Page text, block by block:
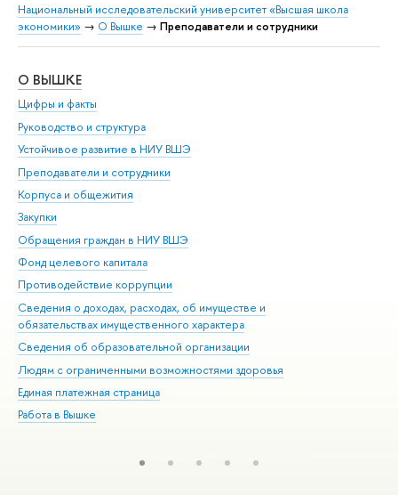
Национальный исследовательский университет «Высшая школа
экономики» → О Вышке → Преподаватели и сотрудники
О ВЫШКЕ
Цифры и факты
Руководство и структура
Устойчивое развитие в НИУ ВШЭ
Преподаватели и сотрудники
Корпуса и общежития
Закупки
Обращения граждан в НИУ ВШЭ
Фонд целевого капитала
Противодействие коррупции
Сведения о доходах, расходах, об имуществе и
обязательствах имущественного характера
Сведения об образовательной организации
Людям с ограниченными возможностями здоровья
Единая платежная страница
Работа в Вышке